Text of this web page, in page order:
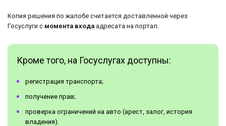
Копия решения по жалобе считается доставленной через
Госуслуги с момента входа адресата на портал.
Кроме того, на Госуслугах доступны:
регистрация транспорта;
получение прав;
проверка ограничений на авто (арест, залог, история
владения).